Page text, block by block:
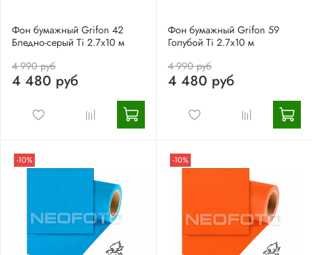
Фон бумажный Grifon 42
Бледно-серый Ti 2.7х10 м
4 990 руб
4 480 руб
Фон бумажный Grifon 59
Голубой Ti 2.7х10 м
4 990 руб
4 480 руб
-10% -10%